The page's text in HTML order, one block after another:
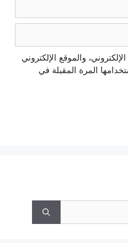
والموقع الإلكتروني
المرة المقبلة في